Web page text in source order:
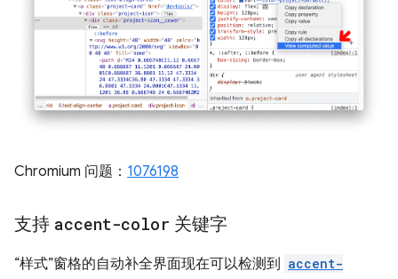
Chromium 问题： 1076198
支持 accent-color 关键字
“样式”窗格的自动补全界面现在可以检测到 accent-